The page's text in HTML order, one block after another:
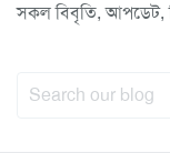
সকল বিবৃতি, আপডেট,